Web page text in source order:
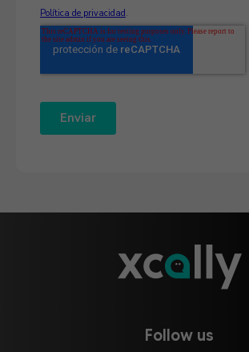
Follow us